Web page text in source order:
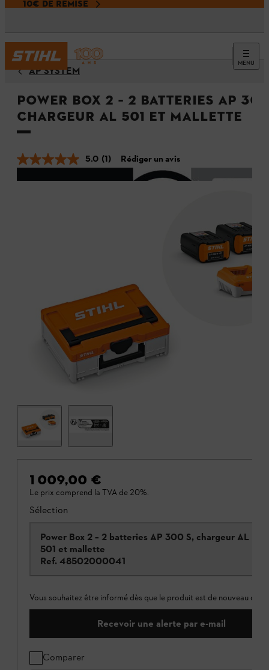
10€ DE REMISE
MENU
AP SYSTEM
Power Box 2 – 2 batteries AP 300
chargeur AL 501 et mallette
5.0 (1) Rédiger un avis
1 009,00 €
Le prix comprend la TVA de 20%.
Sélection
Power Box 2 – 2 batteries AP 300 S, chargeur AL
501 et mallette
Ref. 48502000041
Vous souhaitez être informé dès que le produit est de nouveau
Recevoir une alerte par e-mail
Comparer